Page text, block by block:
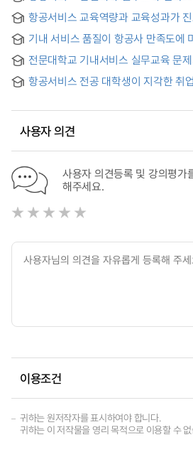
related to Curriculum Satisfaction
Levels
항공서비스 교육역량과 교육성과가 진
기내 서비스 품질이 항공사 만족도에
Service Quality on Airline
Moderating Effect of Perceived
전문대학교 기내서비스 실무교육 문
항공서비스 전공 대학생이 지각한 취
Difficulty : Moderation Effect of
사용자 의견
사용자 의견등록 및 강의평가
해주세요.
이용조건
귀하는 원저작자를 표시하여야 합니다.
귀하는 이 저작물을 영리 목적으로 이용할 수